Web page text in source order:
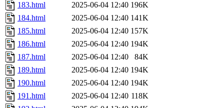
183.html
2025-06-04 12:40 196K
184.html
2025-06-04 12:40 141K
185.html
2025-06-04 12:40 157K
186.html
2025-06-04 12:40 194K
187.html
2025-06-04 12:40
84K
189.html
2025-06-04 12:40 194K
190.html
2025-06-04 12:40 194K
191.html
2025-06-04 12:40 118K